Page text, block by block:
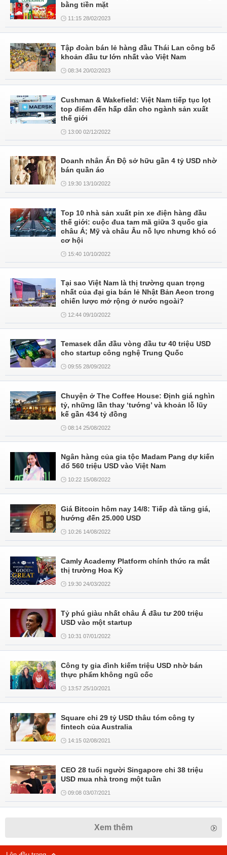
bằng tiền mặt
11:15 28/02/2023
Tập đoàn bán lẻ hàng đầu Thái Lan công bố
khoản đầu tư lớn nhất vào Việt Nam
08:34 20/02/2023
Cushman & Wakefield: Việt Nam tiếp tục lọt
top điểm đến hấp dẫn cho ngành sản xuất
thế giới
13:00 02/12/2022
Doanh nhân Ấn Độ sở hữu gần 4 tỷ USD nhờ
bán quần áo
19:30 13/10/2022
Top 10 nhà sản xuất pin xe điện hàng đầu
thế giới: cuộc đua tam mã giữa 3 quốc gia
châu Á; Mỹ và châu Âu nỗ lực nhưng khó có
cơ hội
15:40 10/10/2022
Tại sao Việt Nam là thị trường quan trọng
nhất của đại gia bán lẻ Nhật Bản Aeon trong
chiến lược mở rộng ở nước ngoài?
12:44 09/10/2022
Temasek dẫn đầu vòng đầu tư 40 triệu USD
cho startup công nghệ Trung Quốc
09:55 28/09/2022
Chuyện ở The Coffee House: Định giá nghìn
tỷ, những lần thay ‘tướng’ và khoản lỗ lũy
kế gần 434 tỷ đồng
08:14 25/08/2022
Ngân hàng của gia tộc Madam Pang dự kiến
đổ 560 triệu USD vào Việt Nam
10:22 15/08/2022
Giá Bitcoin hôm nay 14/8: Tiếp đà tăng giá,
hướng đến 25.000 USD
10:26 14/08/2022
Camly Academy Platform chính thức ra mắt
thị trường Hoa Kỳ
19:30 24/03/2022
Tỷ phú giàu nhất châu Á đầu tư 200 triệu
USD vào một startup
10:31 07/01/2022
Công ty gia đình kiếm triệu USD nhờ bán
thực phẩm không ngũ cốc
13:57 25/10/2021
Square chi 29 tỷ USD thâu tóm công ty
fintech của Australia
14:15 02/08/2021
CEO 28 tuổi người Singapore chi 38 triệu
USD mua nhà trong một tuần
09:08 03/07/2021
Xem thêm